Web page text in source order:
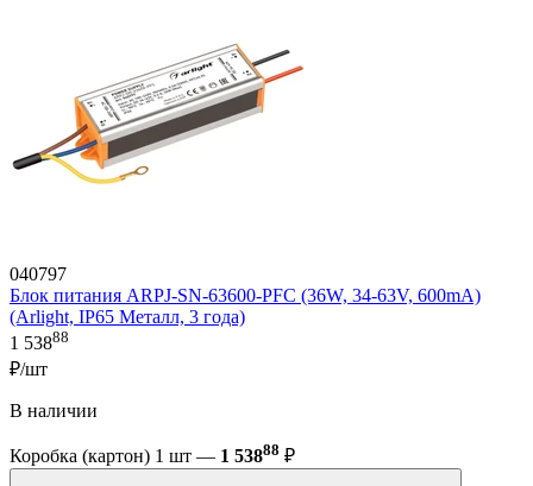
040797
Блок питания ARPJ-SN-63600-PFC (36W, 34-63V, 600mA)
(Arlight, IP65 Металл, 3 года)
1 53888
₽/шт
В наличии
Коробка (картон) 1 шт — 1 53888 ₽